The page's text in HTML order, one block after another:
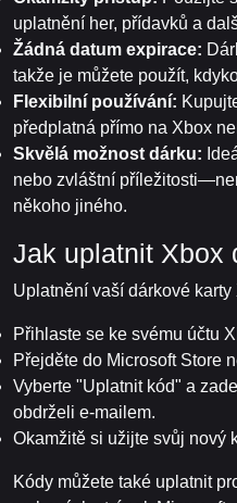
uplatnění her, přídavků a
Žádná datum expirace:
takže je můžete použít,
Flexibilní používání:
předplatná přímo na Xbox
Skvělá možnost dárku:
nebo zvláštní
někoho jiného.
Jak uplatnit Xbox
Uplatnění vaší dárkové
Přihlaste se ke svému účtu
Přejděte do Microsoft Store
Vyberte "Uplatnit kód" a
obdrželi e-mailem.
Okamžitě si užijte svůj nový
Kódy můžete také uplatnit